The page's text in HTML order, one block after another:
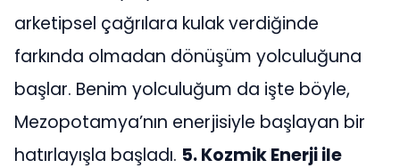
arketipsel çağrılara kulak verdiğinde
farkında olmadan dönüşüm yolculuğuna
başlar. Benim yolculuğum da işte böyle,
Mezopotamya’nın enerjisiyle başlayan bir
hatırlayışla başladı. 5. Kozmik Enerji ile